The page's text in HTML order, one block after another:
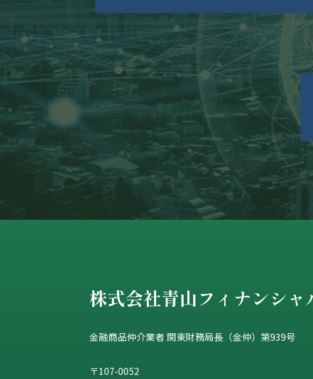
金融商品仲介業者 関東財務局長（金仲）第939号
〒107-0052